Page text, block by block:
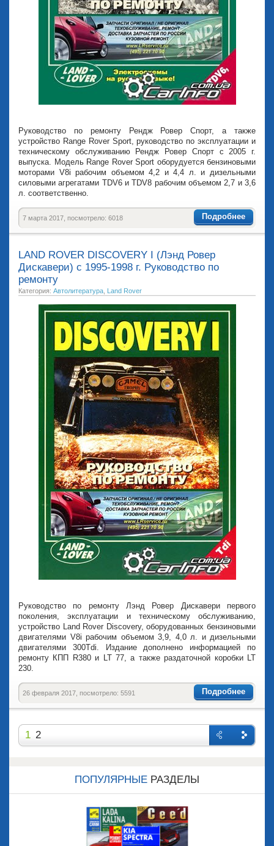
Руководство по ремонту Рендж Ровер Спорт, а также
устройство Range Rover Sport, руководство по эксплуатации и
техническому обслуживанию Рендж Ровер Спорт с 2005 г.
выпуска. Модель Range Rover Sport оборудуется бензиновыми
моторами V8i рабочим объемом 4,2 и 4,4 л. и дизельными
силовыми агрегатами TDV6 и TDV8 рабочим объемом 2,7 и 3,6
л. соответственно.
Подробнее
7 марта 2017, посмотрело: 6018
LAND ROVER DISCOVERY I (Лэнд Ровер
Дискавери) с 1995-1998 г. Руководство по
ремонту
Категория: Автолитература Land Rover
Руководство по ремонту Лэнд Ровер Дискавери первого
поколения, эксплуатации и техническому обслуживанию,
устройство Land Rover Discovery, оборудованных бензиновыми
двигателями V8i рабочим объемом 3,9, 4,0 л. и дизельными
двигателями 300Tdi. Издание дополнено информацией по
ремонту КПП R380 и LT 77, а также раздаточной коробки LT
230.
Подробнее
26 февраля 2017, посмотрело: 5591
1 2
ПОПУЛЯРНЫЕ РАЗДЕЛЫ